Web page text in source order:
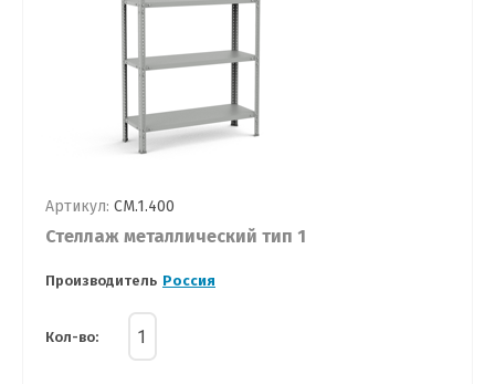
Артикул: СМ.1.400
Стеллаж металлический тип 1
Производитель Россия
Кол-во: